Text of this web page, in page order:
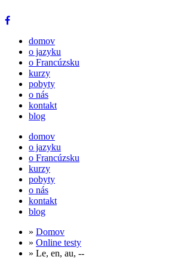
domov
o jazyku
o Francúzsku
kurzy
pobyty
o nás
kontakt
blog
domov
o jazyku
o Francúzsku
kurzy
pobyty
o nás
kontakt
blog
» Domov
» Online testy
» Le, en, au, --